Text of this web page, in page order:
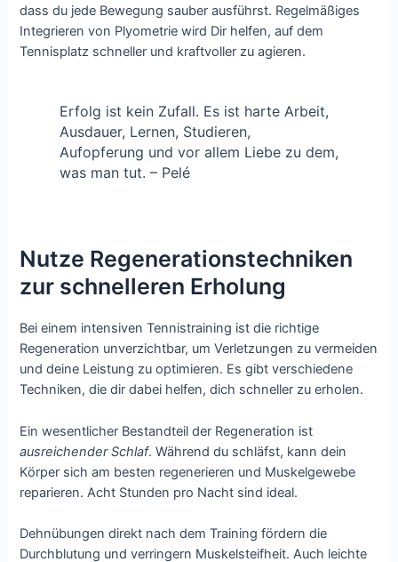
dass du jede Bewegung sauber ausführst. Regelmäßiges
Integrieren von Plyometrie wird Dir helfen, auf dem
Tennisplatz schneller und kraftvoller zu agieren.
Erfolg ist kein Zufall. Es ist harte Arbeit,
Ausdauer, Lernen, Studieren,
Aufopferung und vor allem Liebe zu dem,
was man tut. – Pelé
Nutze Regenerationstechniken
zur schnelleren Erholung
Bei einem intensiven Tennistraining ist die richtige
Regeneration unverzichtbar, um Verletzungen zu vermeiden
und deine Leistung zu optimieren. Es gibt verschiedene
Techniken, die dir dabei helfen, dich schneller zu erholen.
Ein wesentlicher Bestandteil der Regeneration ist
ausreichender Schlaf. Während du schläfst, kann dein
Körper sich am besten regenerieren und Muskelgewebe
reparieren. Acht Stunden pro Nacht sind ideal.
Dehnübungen direkt nach dem Training fördern die
Durchblutung und verringern Muskelsteifheit. Auch leichte